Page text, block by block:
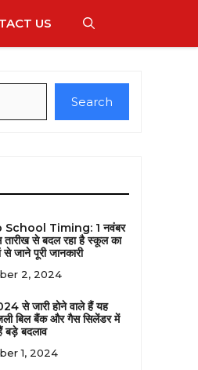
US
Search
School Timing: 1 नवंबर
तारीख से बदल रहा है स्कूल का
से जाने पूरी जानकारी
2, 2024
से जारी होने वाले हैं यह
बिल बैंक और गैस सिलेंडर में
बड़े बदलाव
1, 2024